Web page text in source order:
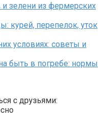
зелени из фермерских
курей, перепелок, уток
условиях: советы и
быть в погребе: нормы
с друзьями: